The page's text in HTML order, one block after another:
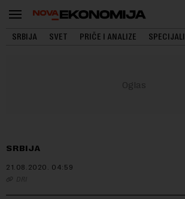
SRBIJA SVET PRIČE I ANALIZE SPECIJALI
SRBIJA
21.08.2020. 04:59
DRI